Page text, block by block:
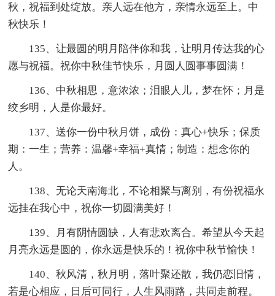
秋，祝福到处绽放。亲人远在他方，亲情永远至上。中
秋快乐！
135、让最圆的明月陪伴你和我，让明月传达我的心
愿与祝福。祝你中秋佳节快乐，月圆人圆事事圆满！
136、中秋相思，意浓浓；泪眼人儿，梦在怀；月是
绞乡明，人是你最好。
137、送你一份中秋月饼，成份：真心+快乐；保质
期：一生；营养：温馨+幸福+真情；制造：想念你的
人。
138、无论天南海北，不论相聚与离别，有份祝福永
远挂在我心中，祝你一切圆满美好！
139、月有阴情圆缺，人有悲欢离合。希望从今天起
月亮永远是圆的，你永远是快乐的！祝你中秋节愉快！
140、秋风清，秋月明，落叶聚还散，我仍恋旧情，
若是心相应，日后可同行，人生风雨路，共同走前程。